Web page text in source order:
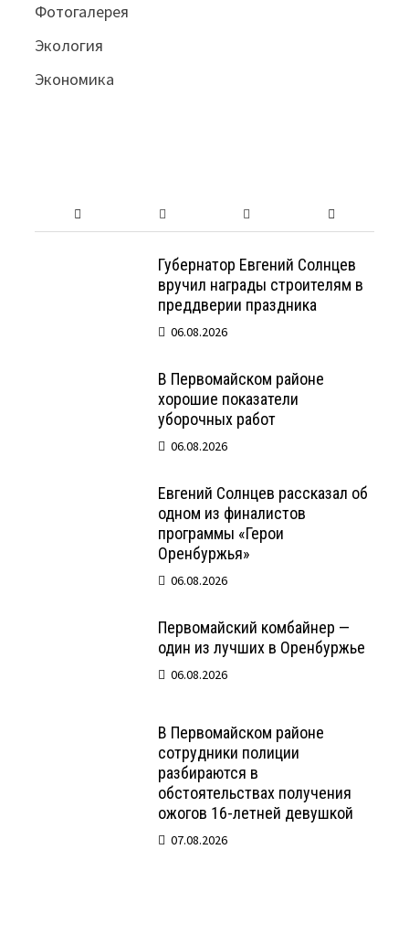
Фотогалерея
Экология
Экономика
Губернатор Евгений Солнцев
вручил награды строителям в
преддверии праздника
06.08.2026
В Первомайском районе
хорошие показатели
уборочных работ
06.08.2026
Евгений Солнцев рассказал об
одном из финалистов
программы «Герои
Оренбуржья»
06.08.2026
Первомайский комбайнер —
один из лучших в Оренбуржье
06.08.2026
В Первомайском районе
сотрудники полиции
разбираются в
обстоятельствах получения
ожогов 16-летней девушкой
07.08.2026